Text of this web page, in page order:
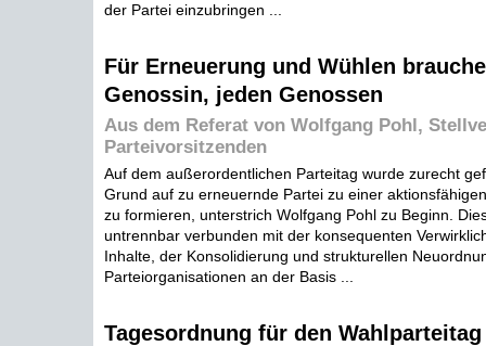
der Partei einzubringen ...
Für Erneuerung und Wühlen
Genossin, jeden Genossen
Aus dem Referat von Wolfgang Pohl,
Parteivorsitzenden
Auf dem außerordentlichen Parteitag wurde zurecht
Grund auf zu erneuernde Partei zu einer
zu formieren, unterstrich Wolfgang Pohl zu Beginn.
untrennbar verbunden mit der konsequenten
Inhalte, der Konsolidierung und strukturellen
Parteiorganisationen an der Basis ...
Tagesordnung für den Wahlparteitag